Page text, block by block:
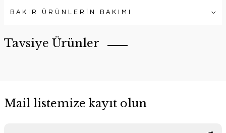
BAKIR ÜRÜNLERİN BAKIMI
Tavsiye Ürünler
Mail listemize kayıt olun